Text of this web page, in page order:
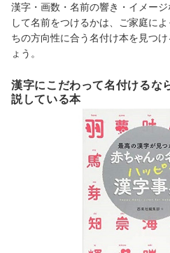
漢字・画数・名前の響き・イメー
して名前をつけるかは、ご家庭に
ちの方向性に合う名付け本を見つ
ょう。
漢字にこだわって名付けるな
説している本